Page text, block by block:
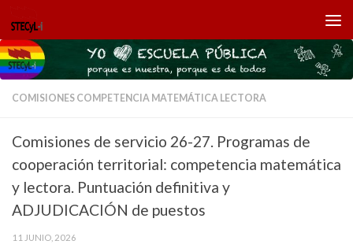
Saltar al contenido
COMISIONES COMPETENCIA MATEMÁTICA LECTORA
Comisiones de servicio 26-27. Programas de
cooperación territorial: competencia matemática
y lectora. Puntuación definitiva y
ADJUDICACIÓN de puestos
11 JUNIO, 2026